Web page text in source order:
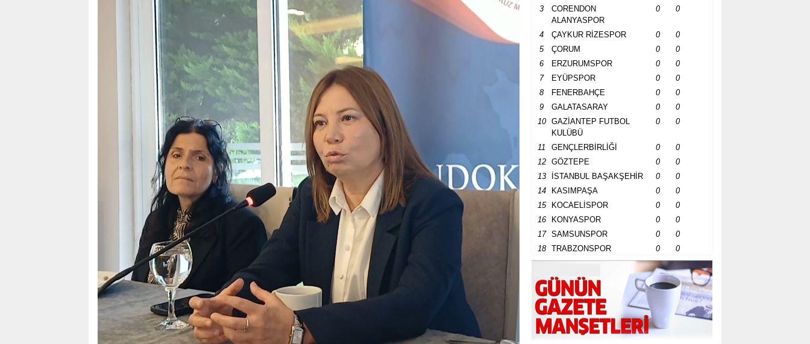
3
CORENDON
ALANYASPOR
0 0
4 ÇAYKUR RİZESPOR 0
0
5
ÇORUM 0
0
6
ERZURUMSPOR 0
0
7
EYÜPSPOR 0
0
8
FENERBAHÇE 0
0
9
GALATASARAY 0
0
10
GAZİANTEP FUTBOL
KULÜBÜ
0 0
11 GENÇLERBİRLİĞİ 0
0
12
GÖZTEPE 0
0
13
İSTANBUL BAŞAKŞEHİR 0
0
14
KASIMPAŞA 0
0
15
KOCAELİSPOR 0
0
16
KONYASPOR 0
0
17
SAMSUNSPOR 0
0
18
TRABZONSPOR 0 0